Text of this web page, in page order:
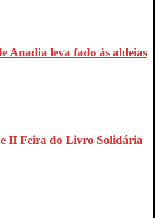
Anadia leva fado às aldeias
II Feira do Livro Solidária